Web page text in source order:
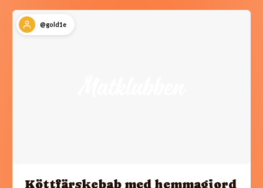
@gold1e
Köttfärskebab med hemmagjord